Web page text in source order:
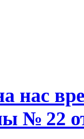
нас
№ 22